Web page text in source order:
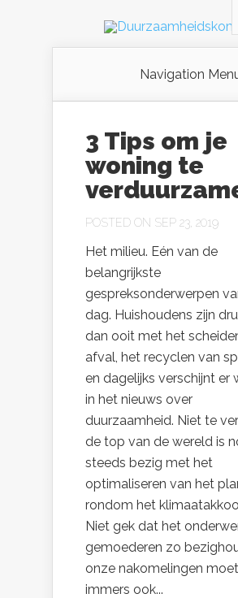
Navigation
3 Tips om je
woning te
POSTED ON SEP 23, 2019
Het milieu. Eén van de
belangrijkste
gespreksonderwerpen
dag. Huishoudens zijn
dan ooit met het
afval, het recyclen van
en dagelijks verschijnt er
in het nieuws over
duurzaamheid. Niet te
de top van de wereld is
steeds bezig met het
optimaliseren van het
rondom het
Niet gek dat het
gemoederen zo
onze nakomelingen
immers ook...